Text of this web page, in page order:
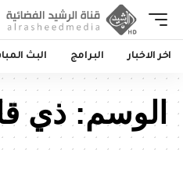
اخر الاخبار البرامج البث
الوسم:ذي